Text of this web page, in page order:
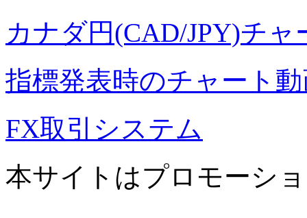
カナダ円(CAD/JPY)チャ
指標発表時のチャート
FX取引システム
本サイトはプロモーシ